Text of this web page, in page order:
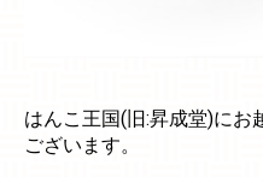
はんこ王国(旧:昇成堂)にお
ございます。